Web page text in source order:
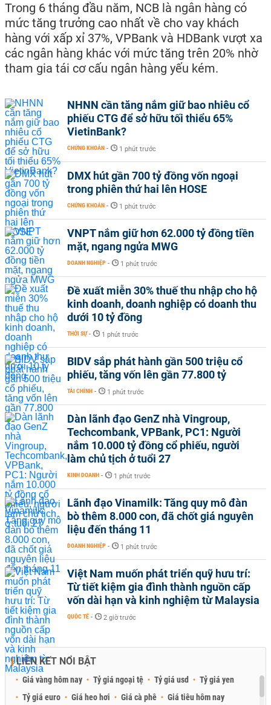
Trong 6 tháng đầu năm, NCB là ngân hàng có
mức tăng trưởng cao nhất về cho vay khách
hàng với xấp xỉ 37%, VPBank và HDBank vượt xa
các ngân hàng khác với mức tăng trên 20% nhờ
tham gia tái cơ cấu ngân hàng yếu kém.
NHNN cần tăng nắm giữ bao nhiêu cổ
phiếu CTG để sở hữu tối thiểu 65%
VietinBank?
CHỨNG KHOÁN - 1 phút trước
DMX hút gần 700 tỷ đồng vốn ngoại
trong phiên thứ hai lên HOSE
CHỨNG KHOÁN - 1 phút trước
VNPT nắm giữ hơn 62.000 tỷ đồng tiền
mặt, ngang ngửa MWG
DOANH NGHIỆP - 1 phút trước
Đề xuất miễn 30% thuế thu nhập cho hộ
kinh doanh, doanh nghiệp có doanh thu
dưới 10 tỷ đồng
THỜI SỰ - 1 phút trước
BIDV sắp phát hành gần 500 triệu cổ
phiếu, tăng vốn lên gần 77.800 tỷ
TÀI CHÍNH - 1 phút trước
Dàn lãnh đạo GenZ nhà Vingroup,
Techcombank, VPBank, PC1: Người
nắm 10.000 tỷ đồng cổ phiếu, người
làm chủ tịch ở tuổi 27
KINH DOANH - 1 phút trước
Lãnh đạo Vinamilk: Tăng quy mô đàn
bò thêm 8.000 con, đã chốt giá nguyên
liệu đến tháng 11
DOANH NGHIỆP - 1 phút trước
Việt Nam muốn phát triển quỹ hưu trí:
Từ tiết kiệm gia đình thành nguồn cấp
vốn dài hạn và kinh nghiệm từ Malaysia
QUỐC TẾ - 2 giờ trước
LIÊN KẾT NỔI BẬT
Giá vàng hôm nay Tỷ giá ngoại tệ Tỷ giá usd
Tỷ giá yen
Tỷ giá euro
Giá heo hơi Giá cà phê Giá tiêu hôm nay